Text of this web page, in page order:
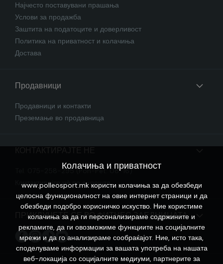
Најчесто поставувани прашања
Услови за продажба
Заштита на податоците и доверливост
Политика на приватност и колачиња
Достава
Продавници
Продавници и контакти
Преземање во продавница
Tel. 075-258-295 (Pon-Pet: 08-16)
Контактирајте нѐ по е-пошта
ПРИКЛУЧЕТЕ СЕ ВО ФИТНЕС ЗАЕДНИЦАТА
Колачиња и приватност
www.polleosport.mk користи колачиња за да обезбеди
целосна функционалност на овие интернет страници и да
обезбеди подобро корисничко искуство. Ние користиме
колачиња за да ги персонализираме содржините и
рекламите, да ги овозможиме функциите на социјалните
мрежи и да го анализираме сообраќајот. Ние, исто така,
споделуваме информации за вашата употреба на нашата
веб-локација со социјалните медиуми, партнерите за